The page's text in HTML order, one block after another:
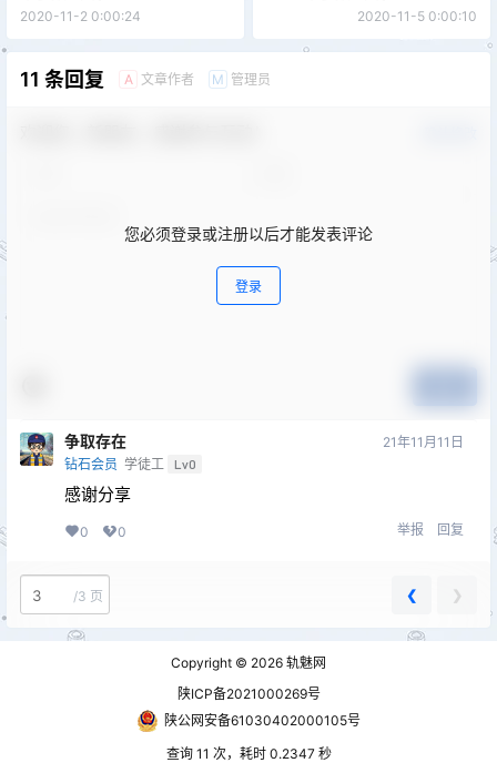
2020-11-2 0:00:24 2020-11-5 0:00:10
11 条回复 A 文章作者 M 管理员
您必须登录或注册以后才能发表评论
登录
争取存在
钻石会员 学徒工 Lv0
21年11月11日
感谢分享
0 0 举报 回复
/3 页 ❮ ❯
Copyright © 2026 轨魅网
陕ICP备2021000269号
陕公网安备61030402000105号
查询 11 次，耗时 0.2347 秒